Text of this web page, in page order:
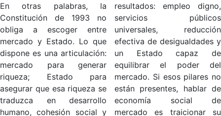
En otras palabras, la
Constitución de 1993 no
obliga a escoger entre
mercado y Estado. Lo que
dispone es una articulación:
mercado para generar
riqueza; Estado para
asegurar que esa riqueza se
traduzca en desarrollo
humano, cohesión social y
resultados: empleo digno,
servicios públicos
universales, reducción
efectiva de desigualdades y
un Estado capaz de
equilibrar el poder del
mercado. Si esos pilares no
están presentes, hablar de
economía social de
mercado es traicionar su